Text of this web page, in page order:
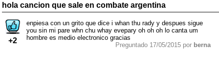
hola cancion que sale en combate argentina
+2
enpiesa con un grito que dice i whan thu rady y despues sigue
you sin mi pare whn chu whay evepary oh oh oh lo canta um
hombre es medio electronico gracias
Preguntado 17/05/2015 por berna